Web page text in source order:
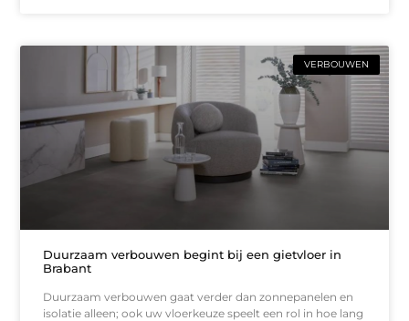
VERBOUWEN
Duurzaam verbouwen begint bij een gietvloer in
Brabant
Duurzaam verbouwen gaat verder dan zonnepanelen en
isolatie alleen; ook uw vloerkeuze speelt een rol in hoe lang